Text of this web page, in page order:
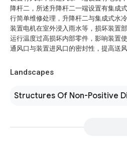
降杆二，所述升降杆二一端设置有集成
行简单维修处理，升降杆二与集成式水
装置电机在室外浸入雨水等，损坏装置
运行温度过高损坏内部零件，影响装置
通风口与装置进风口的密封性，提高送风
Landscapes
Structures Of Non-Positive